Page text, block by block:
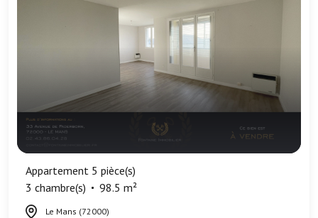
Appartement 5 pièce(s)
3 chambre(s)
98.5 m²
Le Mans (72000)